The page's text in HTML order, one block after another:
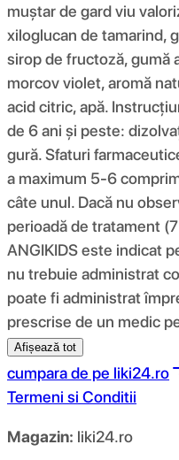
muștar de gard viu
xiloglucan de tamarind,
sirop de fructoză, gumă
morcov violet, aromă
acid citric, apă.
de 6 ani și peste:
gură. Sfaturi
a maximum 5-6
câte unul. Dacă nu
perioadă de tratament
ANGIKIDS este indicat
nu trebuie administrat
poate fi administrat
prescrise de un medic
Afișează tot
cumpara de pe liki24.ro
Termeni si Conditii
Magazin: liki24.ro